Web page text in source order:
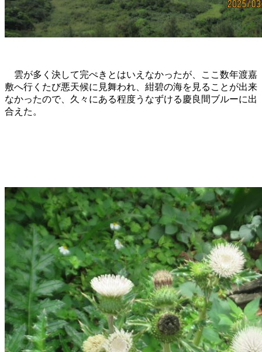
雲が多く決して完ぺきとはいえなかったが、ここ数年渡嘉
敷へ行くたび悪天候に見舞われ、紺碧の海を見ることが出来
なかったので、久々にある程度うなずける慶良間ブルーに出
合えた。